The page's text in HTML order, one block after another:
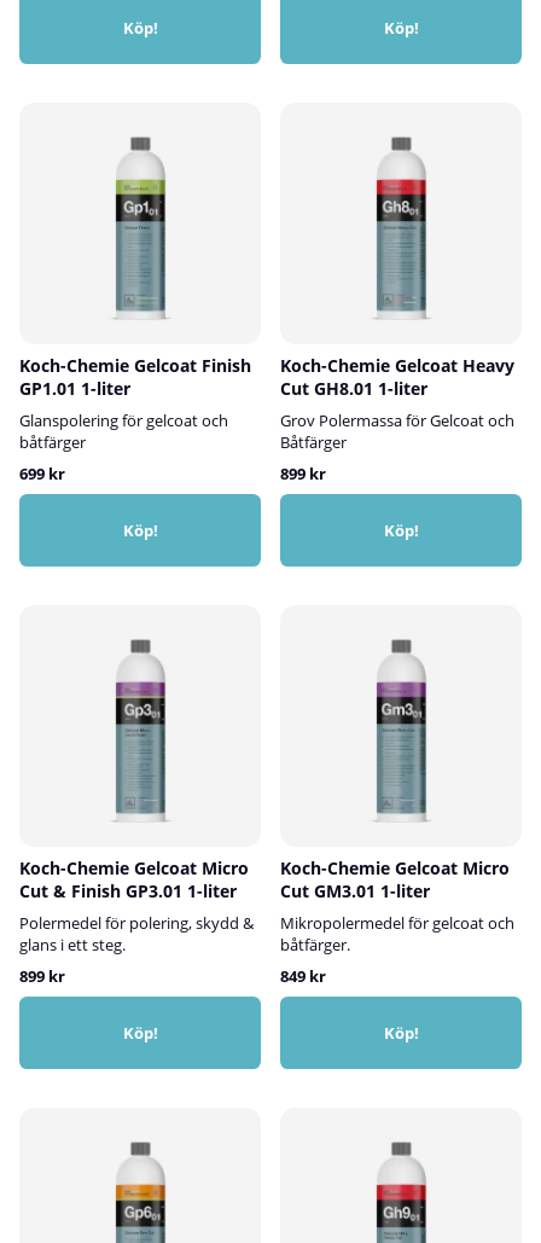
Köp! Köp!
Koch-Chemie Gelcoat Finish
GP1.01 1-liter
Glanspolering för gelcoat och
båtfärger
699 kr
Köp!
Koch-Chemie Gelcoat Heavy
Cut GH8.01 1-liter
Grov Polermassa för Gelcoat och
Båtfärger
899 kr
Köp!
Koch-Chemie Gelcoat Micro
Cut & Finish GP3.01 1-liter
Polermedel för polering, skydd &
glans i ett steg.
899 kr
Köp!
Koch-Chemie Gelcoat Micro
Cut GM3.01 1-liter
Mikropolermedel för gelcoat och
båtfärger.
849 kr
Köp!